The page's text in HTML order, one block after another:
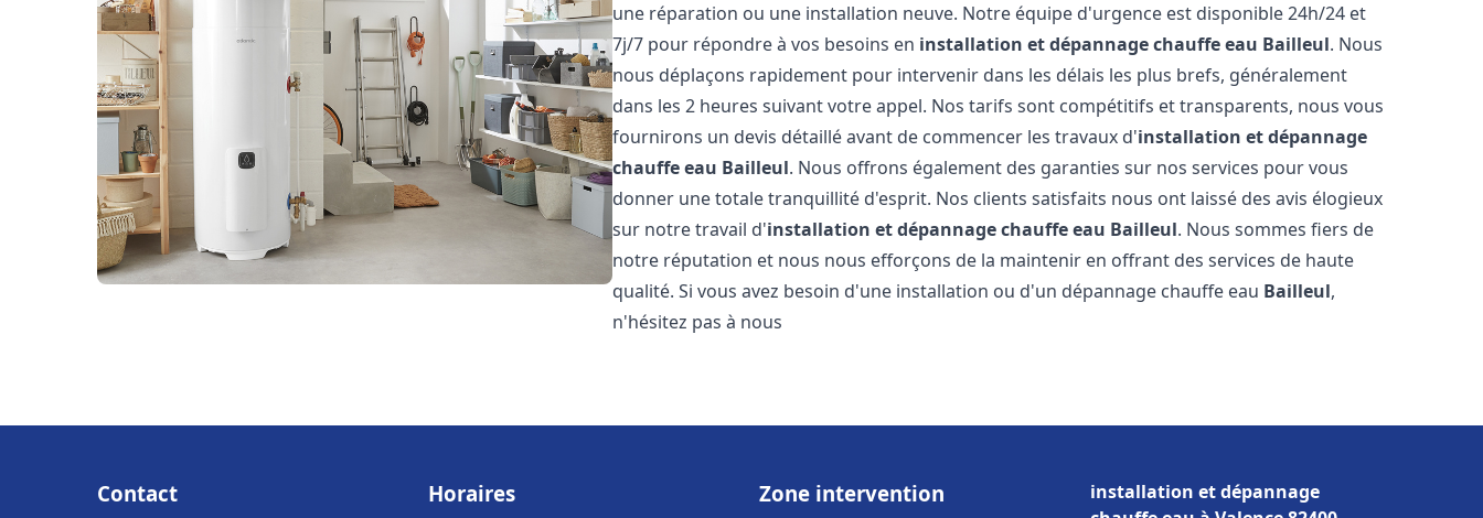
une réparation ou une installation neuve. Notre équipe d'urgence est disponible 24h/24 et
7j/7 pour répondre à vos besoins en installation et dépannage chauffe eau Bailleul. Nous
nous déplaçons rapidement pour intervenir dans les délais les plus brefs, généralement
dans les 2 heures suivant votre appel. Nos tarifs sont compétitifs et transparents, nous vous
fournirons un devis détaillé avant de commencer les travaux d'installation et dépannage
chauffe eau Bailleul. Nous offrons également des garanties sur nos services pour vous
donner une totale tranquillité d'esprit. Nos clients satisfaits nous ont laissé des avis élogieux
sur notre travail d'installation et dépannage chauffe eau Bailleul. Nous sommes fiers de
notre réputation et nous nous efforçons de la maintenir en offrant des services de haute
qualité. Si vous avez besoin d'une installation ou d'un dépannage chauffe eau Bailleul,
n'hésitez pas à nous
Contact Horaires Zone intervention
installation et dépannage